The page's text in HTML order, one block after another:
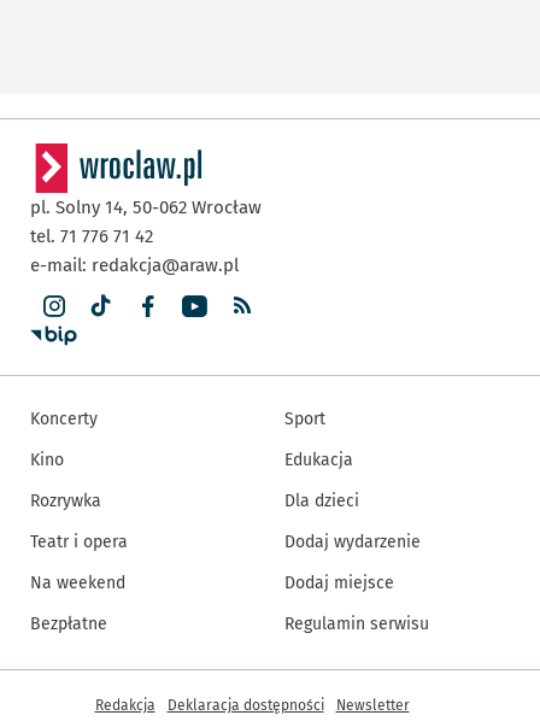
pl. Solny 14, 50-062 Wrocław
tel. 71 776 71 42
e-mail: redakcja@araw.pl
Koncerty
Kino
Rozrywka
Teatr i opera
Na weekend
Bezpłatne
Sport
Edukacja
Dla dzieci
Dodaj wydarzenie
Dodaj miejsce
Regulamin serwisu
Inne informacje
Redakcja Deklaracja dostępności Newsletter